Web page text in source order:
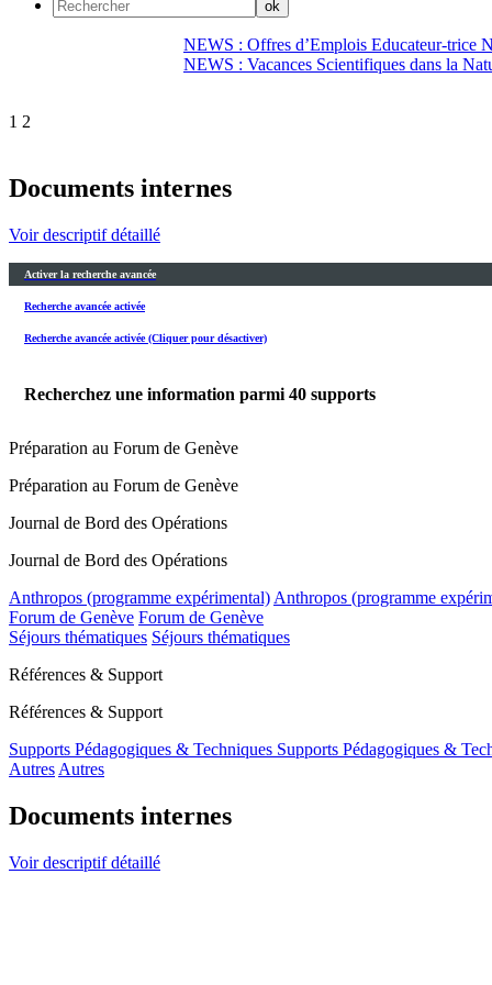
NEWS : Offres d’Emplois Educateur-trice
NEWS : Vacances Scientifiques dans la
1 2
Documents internes
Voir descriptif détaillé
Activer la recherche avancée
Recherche avancée activée
Recherche avancée activée (Cliquer pour désactiver)
Recherchez une information parmi 40 supports
Préparation au Forum de Genève
Préparation au Forum de Genève
Journal de Bord des Opérations
Journal de Bord des Opérations
Anthropos (programme expérimental) Anthropos (programme
Forum de Genève Forum de Genève
Séjours thématiques Séjours thématiques
Références & Support
Références & Support
Supports Pédagogiques & Techniques Supports Pédagogiques &
Autres Autres
Documents internes
Voir descriptif détaillé